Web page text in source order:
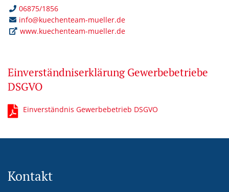
06875/1856
info@kuechenteam-mueller.de
www.kuechenteam-mueller.de
Einverständniserklärung Gewerbebetriebe
DSGVO
Einverständnis Gewerbebetrieb DSGVO
Kontakt